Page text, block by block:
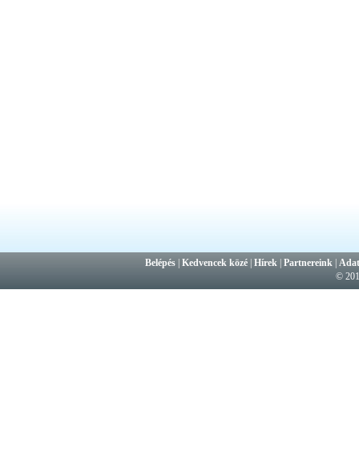
Belépés |Kedvencek közé |Hírek |Partnereink |
©